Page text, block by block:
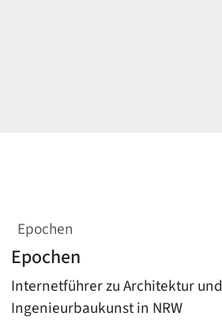
Epochen
Epochen
Internetführer zu Architektur und
Ingenieurbaukunst in NRW